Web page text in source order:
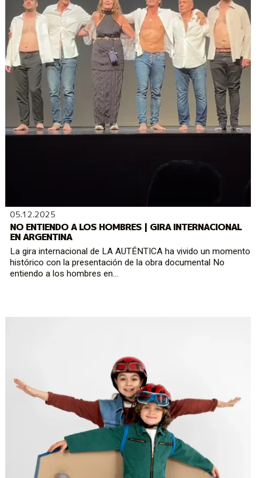
05.12.2025
NO ENTIENDO A LOS HOMBRES | GIRA INTERNACIONAL
EN ARGENTINA
La gira internacional de LA AUTÉNTICA ha vivido un momento
histórico con la presentación de la obra documental No
entiendo a los hombres en...